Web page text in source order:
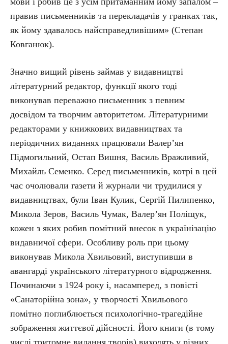
правив письменників та перекладачів у гранках так,
як йому здавалось найсправедливішим» (Степан
Ковганюк).
Значно вищий рівень займав у видавництві
літературний редактор, функції якого тоді
виконував переважно письменник з певним
досвідом та творчим авторитетом. Літературними
редакторами у книжкових видавництвах та
періодичних виданнях працювали Валер’ян
Підмогильний, Остап Вишня, Василь Вражливий,
Михайль Семенко. Серед письменників, котрі в цей
час очолювали газети й журнали чи трудилися у
видавництвах, були Іван Кулик, Сергій Пилипенко,
Микола Зеров, Василь Чумак, Валер’ян Поліщук,
кожен з яких робив помітний внесок в українізацію
видавничої сфери. Особливу роль при цьому
виконував Микола Хвильовий, виступивши в
авангарді українського літературного відродження.
Починаючи з 1924 року і, насамперед, з повісті
«Санаторійна зона», у творчості Хвильового
помітно поглиблюється психологічно-трагедійне
зображення життєвої дійсності. Його книги (в тому
числі тритомне видання творів) виходять у різних